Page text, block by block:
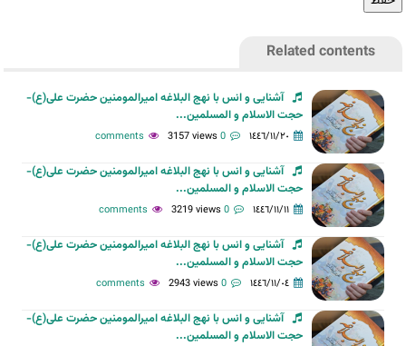
Related contents
آشنایی و انس با نهج البلاغه امیرالمومنین حضرت علی(ع)-
حجت الاسلام و المسلمین...
١٤٤٦/١١/٢٠ 0 comments
3157 views
آشنایی و انس با نهج البلاغه امیرالمومنین حضرت علی(ع)-
حجت الاسلام و المسلمین...
١٤٤٦/١١/١١ 0 comments
3219 views
آشنایی و انس با نهج البلاغه امیرالمومنین حضرت علی(ع)-
حجت الاسلام و المسلمین...
١٤٤٦/١١/٠٤ 0 comments
2943 views
آشنایی و انس با نهج البلاغه امیرالمومنین حضرت علی(ع)-
حجت الاسلام و المسلمین...